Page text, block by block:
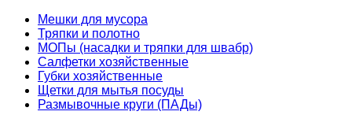
Мешки для мусора
Тряпки и полотно
МОПы (насадки и тряпки для швабр)
Салфетки хозяйственные
Губки хозяйственные
Щетки для мытья посуды
Размывочные круги (ПАДы)